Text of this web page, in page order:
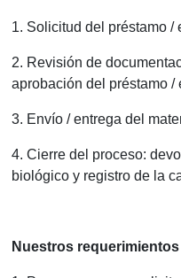
1. Solicitud del préstamo /
2. Revisión de
aprobación del préstamo /
3. Envío / entrega del
4. Cierre del proceso:
biológico y registro de la
Nuestros requerimientos